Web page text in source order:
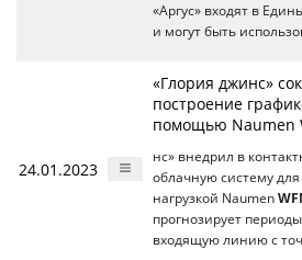
«Аргус» входят в
и могут быть
24.01.2023
«Глория джинс»
построение
помощью Naumen
нс» внедрил в
облачную систему
нагрузкой Naumen
прогнозирует
входящую линию с